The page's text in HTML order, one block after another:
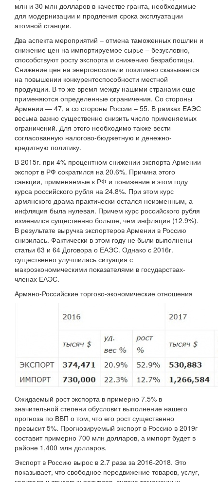
млн и 30 млн долларов в качестве гранта, необходимые
для модернизации и продления срока эксплуатации
атомной станции.
Два аспекта мероприятий – отмена таможенных пошлин и
снижение цен на импортируемое сырье – безусловно,
способствуют росту экспорта и снижению безработицы.
Снижение цен на энергоносители позитивно сказывается
на повышении конкурентоспособности местной
продукции. В то же время между нашими странами еще
применяются определенные ограничения. Со стороны
Армении — 47, а со стороны России – 55. В рамках ЕАЭС
весьма важно существенно снизить число применяемых
ограничений. Для этого необходимо также вести
согласованную налогово-бюджетную и денежно-
кредитную политику.
В 2015г. при 4% процентном снижении экспорта Армении
экспорт в РФ сократился на 20.6%. Причина этого
санкции, применяемые к РФ и понижение в этом году
курса российского рубля на 24.8%. При этом курс
армянского драма практически остался неизменным, а
инфляция была нулевая. Причем курс российского рубля
изменился существенно больше, чем инфляция (12.9%).
В результате выручка экспортеров Армении в Россию
снизилась. Фактически в этом году не были выполнены
статьи 63 и 64 Договора о ЕАЭС. Однако с 2016г.
существенно улучшилась ситуация с
макроэкономическими показателями в государствах-
членах ЕАЭС.
Армяно-Российские торгово-экономические отношения
Ожидаемый рост экспорта в примерно 7.5% в
значительной степени обусловит выполнение нашего
прогноза по ВВП о том, что его рост существенно
превысит 5%. Прогнозируемый экспорт в Россию в 2019г
составит примерно 700 млн долларов, а импорт будет в
районе 1,400 млн долларов.
Экспорт в Россию вырос в 2.7 раза за 2016-2018. Это
показывает, что свободное передвижение товаров, услуг,